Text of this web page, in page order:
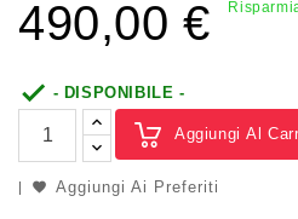
490,00 €
 - DISPONIBILE -
Aggiungi Al
Aggiungi Ai Preferiti